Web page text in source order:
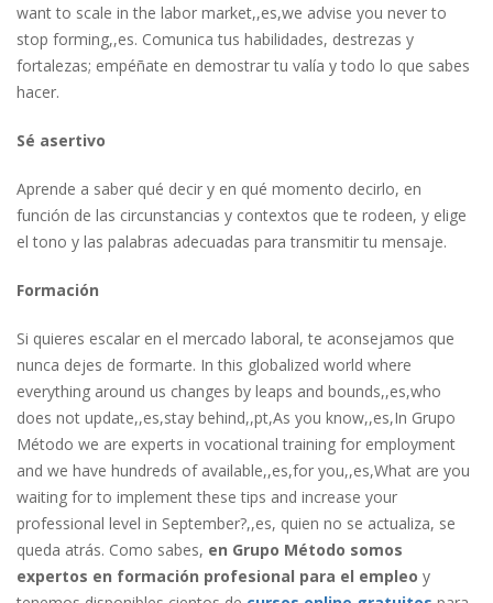
want to scale in the labor market,,es,we advise you never to
stop forming,,es. Comunica tus habilidades, destrezas y
fortalezas; empéñate en demostrar tu valía y todo lo que sabes
hacer.
Sé asertivo
Aprende a saber qué decir y en qué momento decirlo, en
función de las circunstancias y contextos que te rodeen, y elige
el tono y las palabras adecuadas para transmitir tu mensaje.
Formación
Si quieres escalar en el mercado laboral, te aconsejamos que
nunca dejes de formarte. In this globalized world where
everything around us changes by leaps and bounds,,es,who
does not update,,es,stay behind,,pt,As you know,,es,In Grupo
Método we are experts in vocational training for employment
and we have hundreds of available,,es,for you,,es,What are you
waiting for to implement these tips and increase your
professional level in September?,,es, quien no se actualiza, se
queda atrás. Como sabes, en Grupo Método somos
expertos en formación profesional para el empleo y